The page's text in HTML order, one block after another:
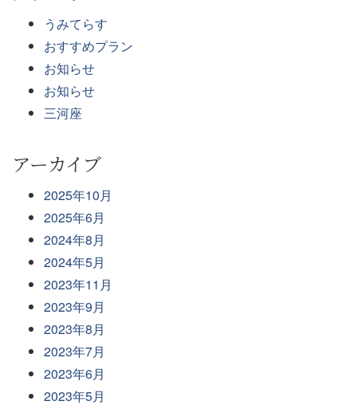
うみてらす
おすすめプラン
お知らせ
お知らせ
三河座
アーカイブ
2025年10月
2025年6月
2024年8月
2024年5月
2023年11月
2023年9月
2023年8月
2023年7月
2023年6月
2023年5月